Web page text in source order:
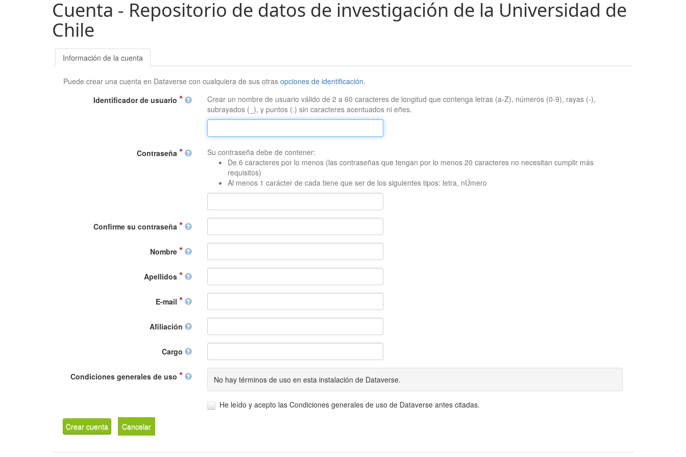
Cuenta - Repositorio de datos de investigación de la Universidad de
Chile
Información de la cuenta
Puede crear una cuenta en Dataverse con cualquiera de sus otrasopciones de identificación.
Identificador de usuario
Crear un nombre de usuario válido de 2 a 60 caracteres de longitud que contenga letras (a-Z), números (0-9), rayas (-),
subrayados (_), y puntos (.) sin caracteres acentuados ni eñes.
Contraseña
Su contraseña debe de contener:
De 6 caracteres por lo menos (las contraseñas que tengan por lo menos 20 caracteres no necesitan cumplir más
requisitos)
Al menos 1 carácter de cada tiene que ser de los siguientes tipos: letra, nÚmero
Confirme su contraseña
Nombre
Apellidos
E-mail
Afiliación
Cargo
Condiciones generales de uso No hay términos de uso en esta instalación de Dataverse.
He leído y acepto las Condiciones generales de uso de Dataverse antes citadas.
Crear cuenta Cancelar